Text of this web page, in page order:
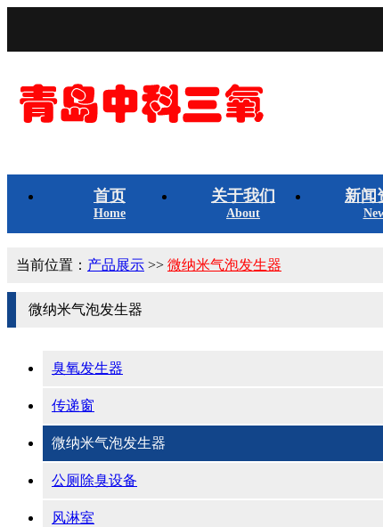
首页
Home
关于我们
About
新闻
当前位置： 产品展示 >> 微纳米气泡发生器
微纳米气泡发生器
臭氧发生器
传递窗
微纳米气泡发生器
公厕除臭设备
风淋室